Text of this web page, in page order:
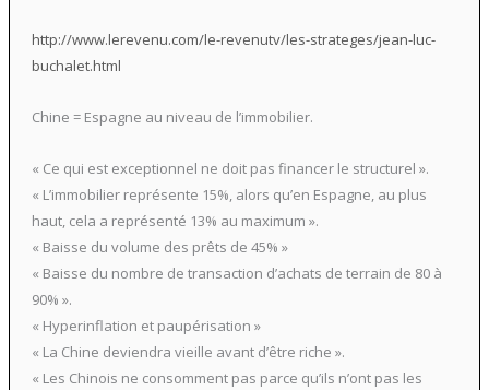
http://www.lerevenu.com/le-revenutv/les-strateges/jean-luc-
buchalet.html
Chine = Espagne au niveau de l’immobilier.
« Ce qui est exceptionnel ne doit pas financer le structurel ».
« L’immobilier représente 15%, alors qu’en Espagne, au plus
haut, cela a représenté 13% au maximum ».
« Baisse du volume des prêts de 45% »
« Baisse du nombre de transaction d’achats de terrain de 80 à
90% ».
« Hyperinflation et paupérisation »
« La Chine deviendra vieille avant d’être riche ».
« Les Chinois ne consomment pas parce qu’ils n’ont pas les